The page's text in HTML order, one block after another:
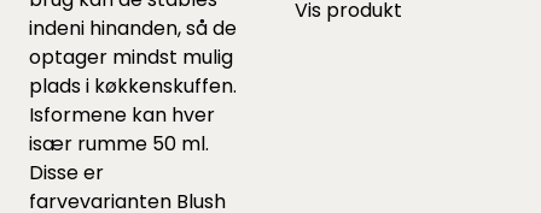
indeni hinanden, så de
optager mindst mulig
plads i køkkenskuffen.
Isformene kan hver
især rumme 50 ml.
Disse er
farvevarianten Blush
Vis produkt